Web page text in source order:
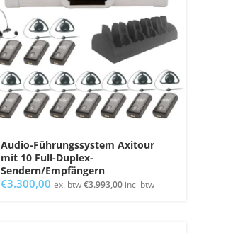
Audio-Führungssystem Axitour
mit 10 Full-Duplex-
Sendern/Empfängern
€3.300,00 ex. btw€3.993,00 incl btw